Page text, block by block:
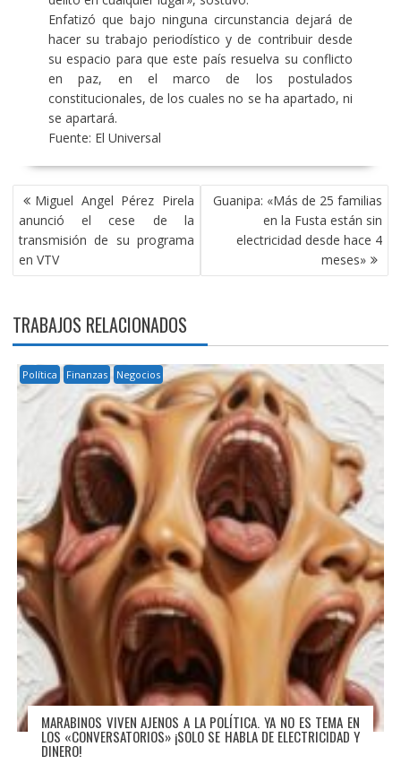
Enfatizó que bajo ninguna circunstancia dejará de
hacer su trabajo periodístico y de contribuir desde
su espacio para que este país resuelva su conflicto
en paz, en el marco de los postulados
constitucionales, de los cuales no se ha apartado, ni
se apartará.
Fuente: El Universal
NAVEGACIÓN
DE
ENTRADAS
Miguel Angel Pérez Pirela
anunció el cese de la
transmisión de su programa
en VTV
Guanipa: «Más de 25 familias
en la Fusta están sin
electricidad desde hace 4
meses»
TRABAJOS RELACIONADOS
Política Finanzas Negocios
MARABINOS VIVEN AJENOS A LA POLÍTICA. YA NO ES TEMA EN
LOS «CONVERSATORIOS» ¡SOLO SE HABLA DE ELECTRICIDAD Y
DINERO!